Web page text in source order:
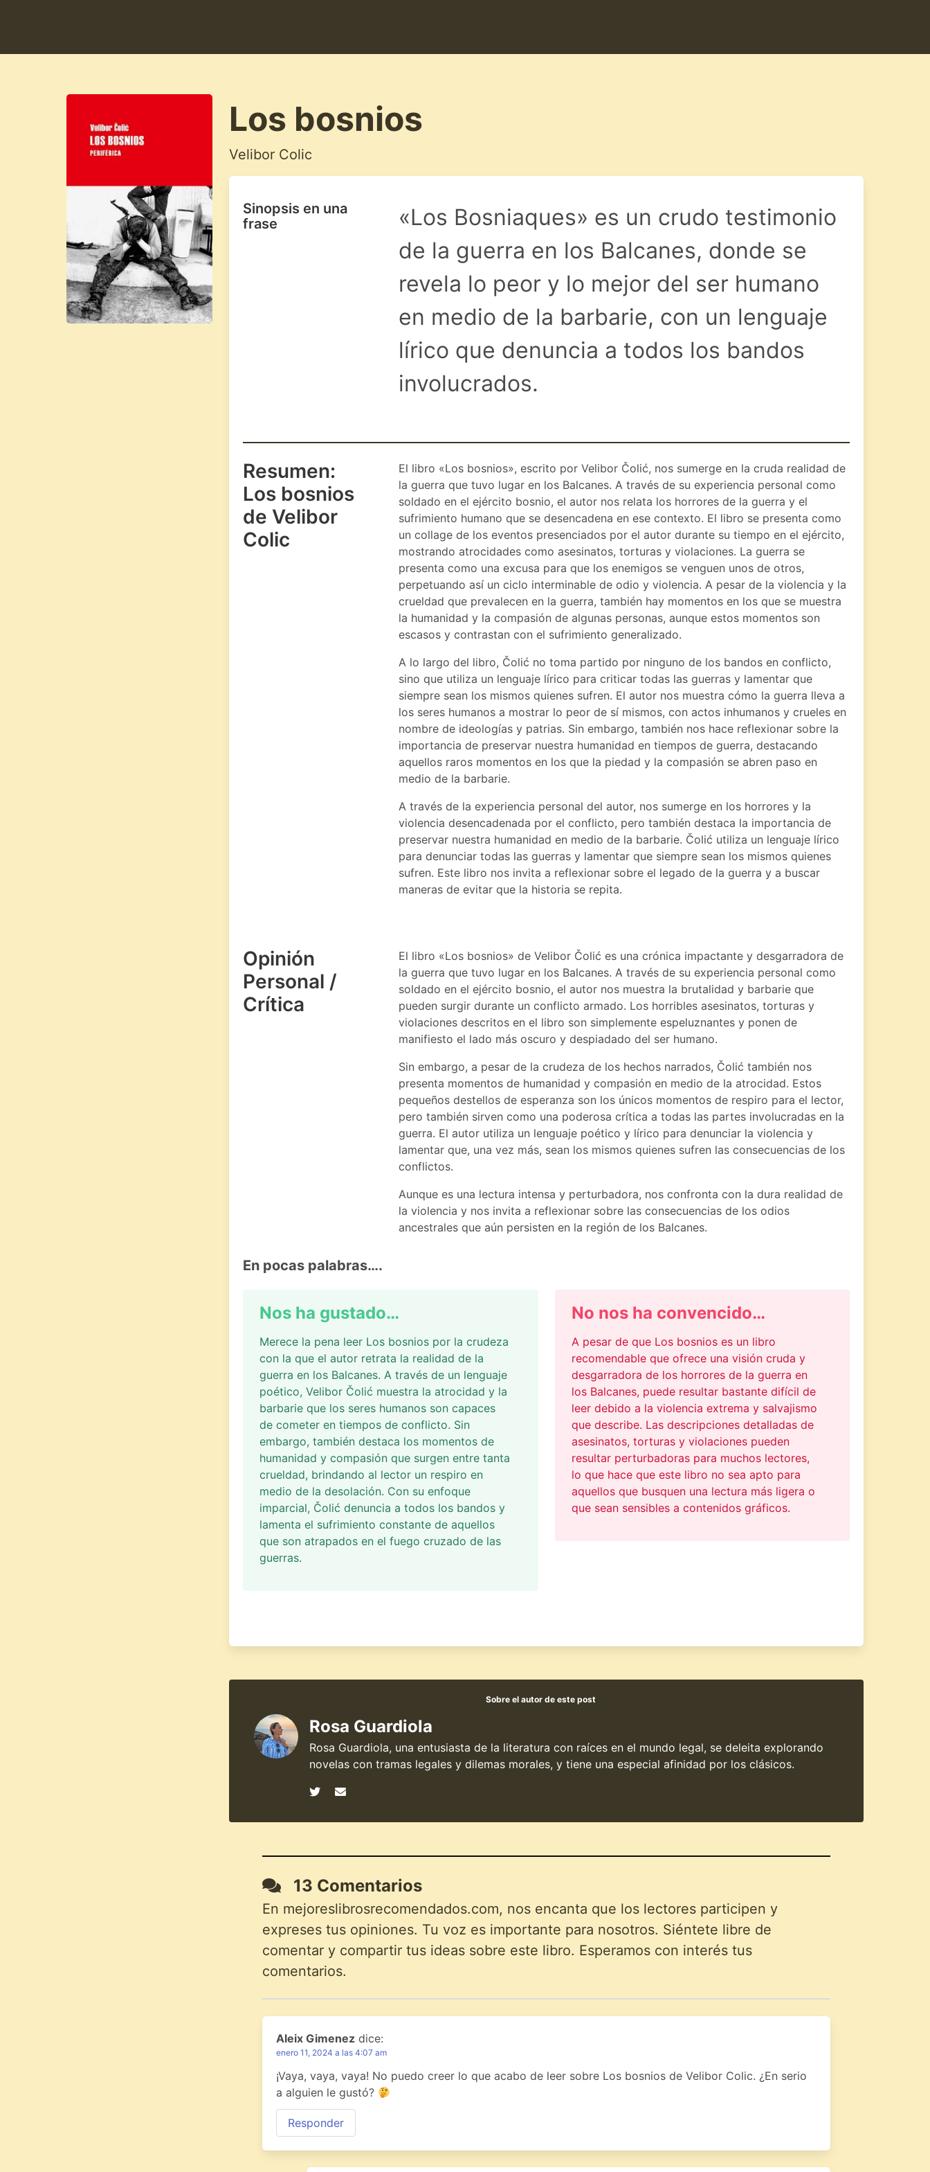
Los bosnios
Velibor Colic
Sinopsis en una
frase
«Los Bosniaques» es un crudo testimonio
de la guerra en los Balcanes, donde se
revela lo peor y lo mejor del ser humano
en medio de la barbarie, con un lenguaje
lírico que denuncia a todos los bandos
involucrados.
Resumen:
Los bosnios
de Velibor
Colic
El libro «Los bosnios», escrito por Velibor Čolić, nos sumerge en la cruda realidad de
la guerra que tuvo lugar en los Balcanes. A través de su experiencia personal como
soldado en el ejército bosnio, el autor nos relata los horrores de la guerra y el
sufrimiento humano que se desencadena en ese contexto. El libro se presenta como
un collage de los eventos presenciados por el autor durante su tiempo en el ejército,
mostrando atrocidades como asesinatos, torturas y violaciones. La guerra se
presenta como una excusa para que los enemigos se venguen unos de otros,
perpetuando así un ciclo interminable de odio y violencia. A pesar de la violencia y la
crueldad que prevalecen en la guerra, también hay momentos en los que se muestra
la humanidad y la compasión de algunas personas, aunque estos momentos son
escasos y contrastan con el sufrimiento generalizado.
A lo largo del libro, Čolić no toma partido por ninguno de los bandos en conflicto,
sino que utiliza un lenguaje lírico para criticar todas las guerras y lamentar que
siempre sean los mismos quienes sufren. El autor nos muestra cómo la guerra lleva a
los seres humanos a mostrar lo peor de sí mismos, con actos inhumanos y crueles en
nombre de ideologías y patrias. Sin embargo, también nos hace reflexionar sobre la
importancia de preservar nuestra humanidad en tiempos de guerra, destacando
aquellos raros momentos en los que la piedad y la compasión se abren paso en
medio de la barbarie.
A través de la experiencia personal del autor, nos sumerge en los horrores y la
violencia desencadenada por el conflicto, pero también destaca la importancia de
preservar nuestra humanidad en medio de la barbarie. Čolić utiliza un lenguaje lírico
para denunciar todas las guerras y lamentar que siempre sean los mismos quienes
sufren. Este libro nos invita a reflexionar sobre el legado de la guerra y a buscar
maneras de evitar que la historia se repita.
Opinión
Personal /
Crítica
El libro «Los bosnios» de Velibor Čolić es una crónica impactante y desgarradora de
la guerra que tuvo lugar en los Balcanes. A través de su experiencia personal como
soldado en el ejército bosnio, el autor nos muestra la brutalidad y barbarie que
pueden surgir durante un conflicto armado. Los horribles asesinatos, torturas y
violaciones descritos en el libro son simplemente espeluznantes y ponen de
manifiesto el lado más oscuro y despiadado del ser humano.
Sin embargo, a pesar de la crudeza de los hechos narrados, Čolić también nos
presenta momentos de humanidad y compasión en medio de la atrocidad. Estos
pequeños destellos de esperanza son los únicos momentos de respiro para el lector,
pero también sirven como una poderosa crítica a todas las partes involucradas en la
guerra. El autor utiliza un lenguaje poético y lírico para denunciar la violencia y
lamentar que, una vez más, sean los mismos quienes sufren las consecuencias de los
conflictos.
Aunque es una lectura intensa y perturbadora, nos confronta con la dura realidad de
la violencia y nos invita a reflexionar sobre las consecuencias de los odios
ancestrales que aún persisten en la región de los Balcanes.
En pocas palabras….
Nos ha gustado…
Merece la pena leer Los bosnios por la crudeza
con la que el autor retrata la realidad de la
guerra en los Balcanes. A través de un lenguaje
poético, Velibor Čolić muestra la atrocidad y la
barbarie que los seres humanos son capaces
de cometer en tiempos de conflicto. Sin
embargo, también destaca los momentos de
humanidad y compasión que surgen entre tanta
crueldad, brindando al lector un respiro en
medio de la desolación. Con su enfoque
imparcial, Čolić denuncia a todos los bandos y
lamenta el sufrimiento constante de aquellos
que son atrapados en el fuego cruzado de las
guerras.
No nos ha convencido…
A pesar de que Los bosnios es un libro
recomendable que ofrece una visión cruda y
desgarradora de los horrores de la guerra en
los Balcanes, puede resultar bastante difícil de
leer debido a la violencia extrema y salvajismo
que describe. Las descripciones detalladas de
asesinatos, torturas y violaciones pueden
resultar perturbadoras para muchos lectores,
lo que hace que este libro no sea apto para
aquellos que busquen una lectura más ligera o
que sean sensibles a contenidos gráficos.
Sobre el autor de este post
Rosa Guardiola
Rosa Guardiola, una entusiasta de la literatura con raíces en el mundo legal, se deleita explorando
novelas con tramas legales y dilemas morales, y tiene una especial afinidad por los clásicos.
13 Comentarios
En mejoreslibrosrecomendados.com, nos encanta que los lectores participen y
expreses tus opiniones. Tu voz es importante para nosotros. Siéntete libre de
comentar y compartir tus ideas sobre este libro. Esperamos con interés tus
comentarios.
Aleix Gimenez dice:
enero 11, 2024 a las 4:07 am
¡Vaya, vaya, vaya! No puedo creer lo que acabo de leer sobre Los bosnios de Velibor Colic. ¿En serio
a alguien le gustó?
Responder